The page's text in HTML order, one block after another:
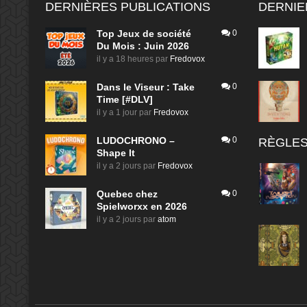
DERNIÈRES PUBLICATIONS
Top Jeux de société
Du Mois : Juin 2026
il y a 18 heures par Fredovox
0
Dans le Viseur : Take
Time [#DLV]
il y a 1 jour par Fredovox
0
LUDOCHRONO –
Shape It
il y a 2 jours par Fredovox
0
Quebec chez
Spielworxx en 2026
il y a 2 jours par atom
0